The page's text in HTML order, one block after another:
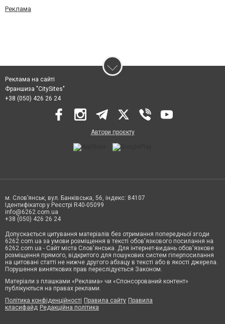
Реклама
Реклама на сайті
Франшиза "CitySites"
+38 (050) 426 26 24
Автори проєкту
м. Слов’янськ, вул. Банківська, 56, індекс: 84107
Ідентифікатор у Реєстрі R40-05099
info@6262.com.ua
+38 (050) 426 26 24
Допускається цитування матеріалів без отримання попередньої згоди
6262.com.ua за умови розміщення в тексті обов'язкового посилання на
6262.com.ua - Сайт міста Слов'янська. Для інтернет-видань обов'язкове
розміщення прямого, відкритого для пошукових систем гіперпосилання
на цитовані статті не нижче другого абзацу в тексті або в якості джерела.
Порушення виняткових прав переслідується Законом.
Матеріали з плашками «Реклама» чи «Спонсорований контент»
публікуються на правах реклами.
Політика конфіденційності Правила сайту Правила
класифайд Редакційна політика